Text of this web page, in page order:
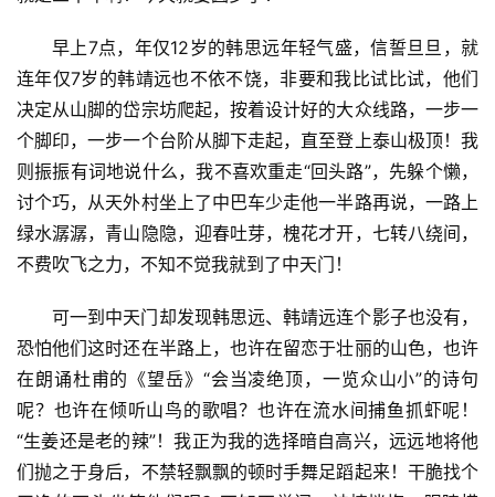
早上7点，年仅12岁的韩思远年轻气盛，信誓旦旦，就
连年仅7岁的韩靖远也不依不饶，非要和我比试比试，他们
决定从山脚的岱宗坊爬起，按着设计好的大众线路，一步一
个脚印，一步一个台阶从脚下走起，直至登上泰山极顶！我
则振振有词地说什么，我不喜欢重走“回头路”，先躲个懒，
讨个巧，从天外村坐上了中巴车少走他一半路再说，一路上
绿水潺潺，青山隐隐，迎春吐芽，槐花才开，七转八绕间，
不费吹飞之力，不知不觉我就到了中天门！
可一到中天门却发现韩思远、韩靖远连个影子也没有，
恐怕他们这时还在半路上，也许在留恋于壮丽的山色，也许
在朗诵杜甫的《望岳》“会当凌绝顶，一览众山小”的诗句
呢？也许在倾听山鸟的歌唱？也许在流水间捕鱼抓虾呢！
“生姜还是老的辣”！我正为我的选择暗自高兴，远远地将他
们抛之于身后，不禁轻飘飘的顿时手舞足蹈起来！干脆找个